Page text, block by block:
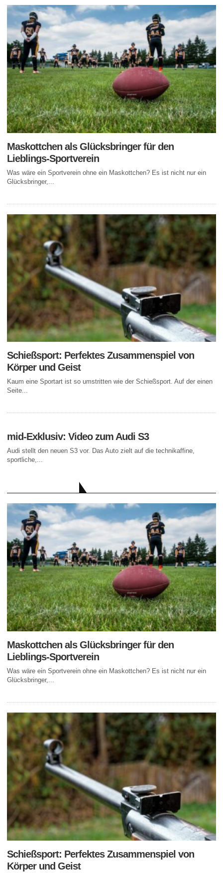
Maskottchen als Glücksbringer für den
Lieblings-Sportverein
Was wäre ein Sportverein ohne ein Maskottchen? Es ist nicht nur ein
Glücksbringer,...
Schießsport: Perfektes Zusammenspiel von
Körper und Geist
Kaum eine Sportart ist so umstritten wie der Schießsport. Auf der einen
Seite...
mid-Exklusiv: Video zum Audi S3
Audi stellt den neuen S3 vor. Das Auto zielt auf die technikaffine,
sportliche,...
Maskottchen als Glücksbringer für den
Lieblings-Sportverein
Was wäre ein Sportverein ohne ein Maskottchen? Es ist nicht nur ein
Glücksbringer,...
Schießsport: Perfektes Zusammenspiel von
Körper und Geist